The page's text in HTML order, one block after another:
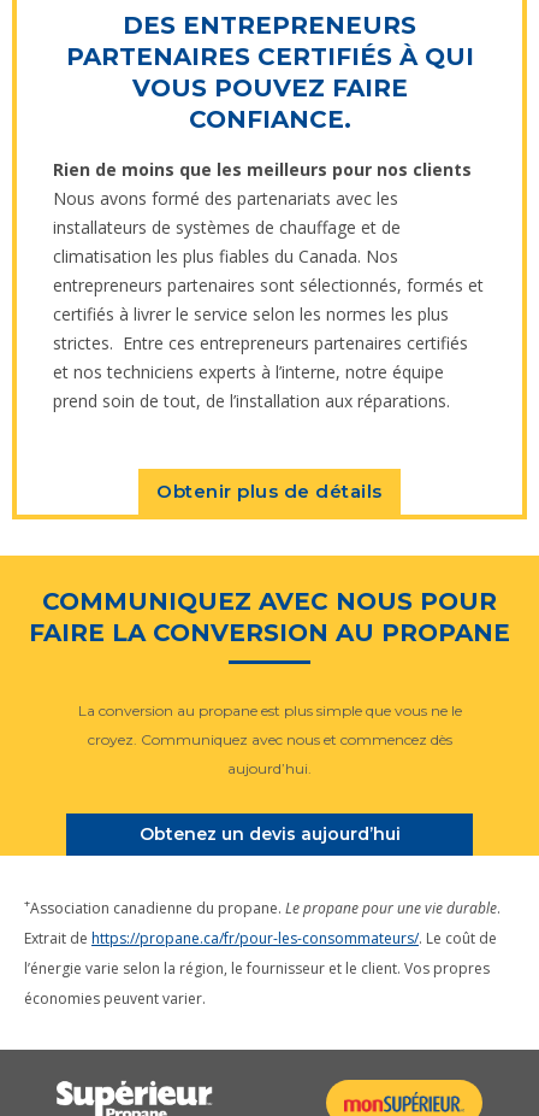
DES ENTREPRENEURS
PARTENAIRES CERTIFIÉS À QUI
VOUS POUVEZ FAIRE
CONFIANCE.
Rien de moins que les meilleurs pour nos clients
Nous avons formé des partenariats avec les
installateurs de systèmes de chauffage et de
climatisation les plus fiables du Canada. Nos
entrepreneurs partenaires sont sélectionnés, formés et
certifiés à livrer le service selon les normes les plus
strictes. Entre ces entrepreneurs partenaires certifiés
et nos techniciens experts à l’interne, notre équipe
prend soin de tout, de l’installation aux réparations.
Obtenir plus de détails
COMMUNIQUEZ AVEC NOUS POUR
FAIRE LA CONVERSION AU PROPANE
La conversion au propane est plus simple que vous ne le
croyez. Communiquez avec nous et commencez dès
aujourd’hui.
Obtenez un devis aujourd’hui
+Association canadienne du propane. Le propane pour une vie durable.
Extrait de https://propane.ca/fr/pour-les-consommateurs/. Le coût de
l’énergie varie selon la région, le fournisseur et le client. Vos propres
économies peuvent varier.